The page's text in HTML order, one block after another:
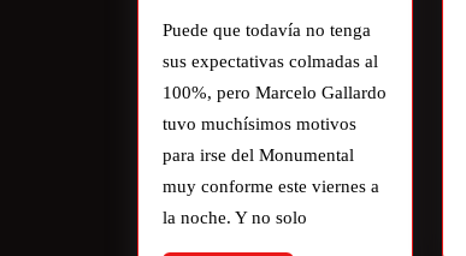
Puede que todavía no tenga
sus expectativas colmadas al
100%, pero Marcelo Gallardo
tuvo muchísimos motivos
para irse del Monumental
muy conforme este viernes a
la noche. Y no solo